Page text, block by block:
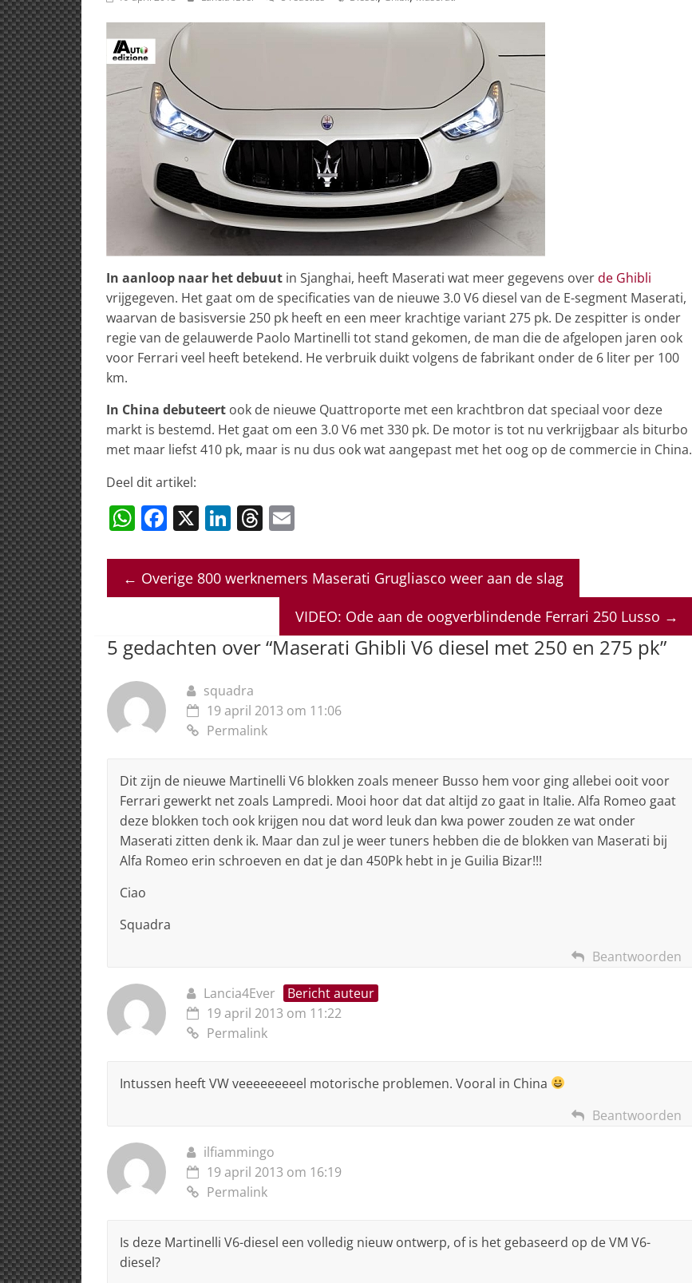
In aanloop naar het debuut in Sjanghai, heeft Maserati wat meer gegevens overde Ghibli
vrijgegeven. Het gaat om de specificaties van de nieuwe 3.0 V6 diesel van de E-segment Maserati,
waarvan de basisversie 250 pk heeft en een meer krachtige variant 275 pk. De zespitter is onder
regie van de gelauwerde Paolo Martinelli tot stand gekomen, de man die de afgelopen jaren ook
voor Ferrari veel heeft betekend. He verbruik duikt volgens de fabrikant onder de 6 liter per 100
km.
In China debuteert ook de nieuwe Quattroporte met een krachtbron dat speciaal voor deze
markt is bestemd. Het gaat om een 3.0 V6 met 330 pk. De motor is tot nu verkrijgbaar als biturbo
met maar liefst 410 pk, maar is nu dus ook wat aangepast met het oog op de commercie in China.
Deel dit artikel:
W
at
s
p
F
c
e
o
X Li
k
e
n
T
re
a
s
ai
l
← Overige 800 werknemers Maserati Grugliasco weer aan de slag
VIDEO: Ode aan de oogverblindende Ferrari 250 Lusso →
5 gedachten over “Maserati Ghibli V6 diesel met 250 en 275 pk”
squadra
19 april 2013 om 11:06
Permalink
Dit zijn de nieuwe Martinelli V6 blokken zoals meneer Busso hem voor ging allebei ooit voor
Ferrari gewerkt net zoals Lampredi. Mooi hoor dat dat altijd zo gaat in Italie. Alfa Romeo gaat
deze blokken toch ook krijgen nou dat word leuk dan kwa power zouden ze wat onder
Maserati zitten denk ik. Maar dan zul je weer tuners hebben die de blokken van Maserati bij
Alfa Romeo erin schroeven en dat je dan 450Pk hebt in je Guilia Bizar!!!
Ciao
Squadra
Beantwoorden
Lancia4Ever
Bericht auteur
19 april 2013 om 11:22
Permalink
Intussen heeft VW veeeeeeeeel motorische problemen. Vooral in China
Beantwoorden
ilfiammingo
19 april 2013 om 16:19
Permalink
Is deze Martinelli V6-diesel een volledig nieuw ontwerp, of is het gebaseerd op de VM V6-
diesel?